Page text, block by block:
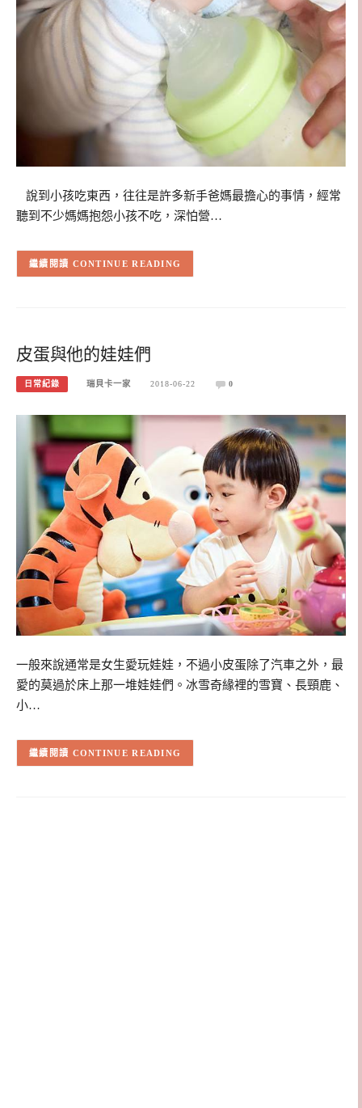
說到小孩吃東西，往往是許多新手爸媽最擔心的事情，經常
聽到不少媽媽抱怨小孩不吃，深怕營…
CONTINUE READING
皮蛋與他的娃娃們
日常紀錄 瑞貝卡一家 2018-06-22 0
一般來說通常是女生愛玩娃娃，不過小皮蛋除了汽車之外，最
愛的莫過於床上那一堆娃娃們。冰雪奇緣裡的雪寶、長頸鹿、
小…
CONTINUE READING